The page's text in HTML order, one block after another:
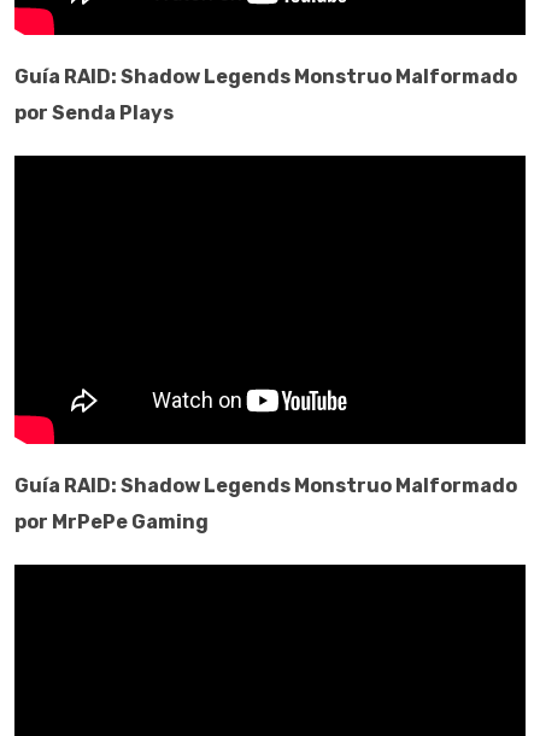
Guía RAID: Shadow Legends Monstruo Malformado
por Senda Plays
Guía RAID: Shadow Legends Monstruo Malformado
por MrPePe Gaming